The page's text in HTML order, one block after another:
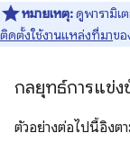
หมายเหตุ:ดูพารามิเ
ติดตั้งใช้งานแหล่งที่มาขอ
กลยุทธ์การแข่ง
ตัวอย่างต่อไปนี้อิงต